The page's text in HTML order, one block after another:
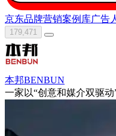
京东品牌营销案例库广告
179,471
本邦BENBUN
一家以“创意和媒介双驱